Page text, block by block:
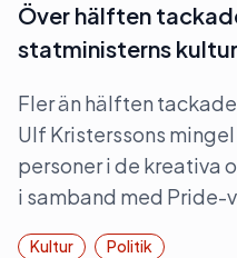
Över hälften
statministerns
Fler än hälften
Ulf Kristerssons
personer i de kreativa
i samband med Pride-
Kultur Politik